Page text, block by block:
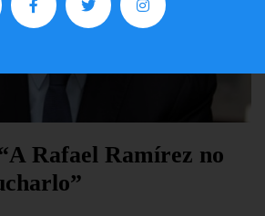
Rafael Ramírez no